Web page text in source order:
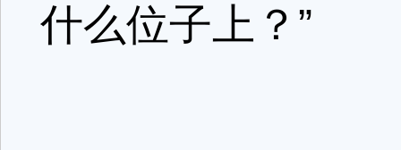
什么位子上？”